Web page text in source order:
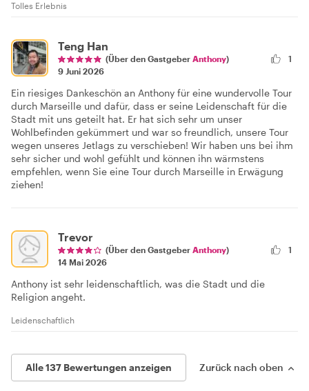
Tolles Erlebnis
Teng Han
(Über den Gastgeber Anthony)
9 Juni 2026
1
Ein riesiges Dankeschön an Anthony für eine wundervolle Tour
durch Marseille und dafür, dass er seine Leidenschaft für die
Stadt mit uns geteilt hat. Er hat sich sehr um unser
Wohlbefinden gekümmert und war so freundlich, unsere Tour
wegen unseres Jetlags zu verschieben! Wir haben uns bei ihm
sehr sicher und wohl gefühlt und können ihn wärmstens
empfehlen, wenn Sie eine Tour durch Marseille in Erwägung
ziehen!
Trevor
(Über den Gastgeber Anthony)
14 Mai 2026
1
Anthony ist sehr leidenschaftlich, was die Stadt und die
Religion angeht.
Leidenschaftlich
Alle 137 Bewertungen anzeigen Zurück nach oben